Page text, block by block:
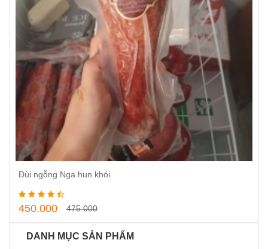
Thêm vào giỏ hàng
Đùi ngỗng Nga hun khói
450.000 475.000
DANH MỤC SẢN PHẨM